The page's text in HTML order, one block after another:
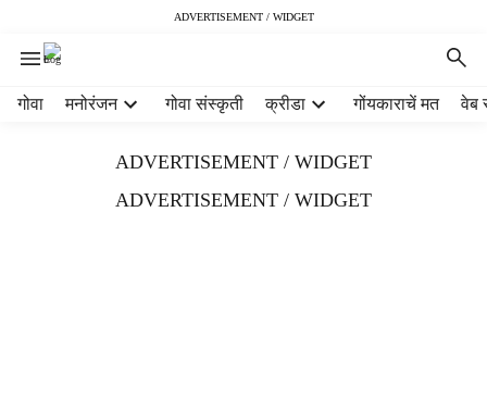
ADVERTISEMENT / WIDGET
गोवा मनोरंजन गोवा संस्कृती क्रीडा गोंयकाराचें मत वेब
ADVERTISEMENT / WIDGET
ADVERTISEMENT / WIDGET